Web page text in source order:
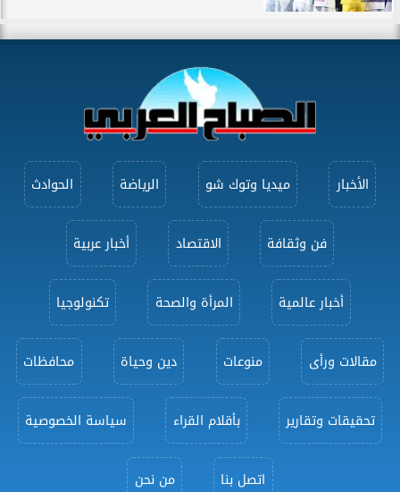
الأخبار ميديا وتوك شو الرياضة الحوادث
فن وثقافة الاقتصاد أخبار عربية
أخبار عالمية المرأة والصحة تكنولوجيا
مقالات ورأى منوعات دين وحياة محافظات
تحقيقات وتقارير بأقلام القراء سياسة الخصوصية
اتصل بنا من نحن